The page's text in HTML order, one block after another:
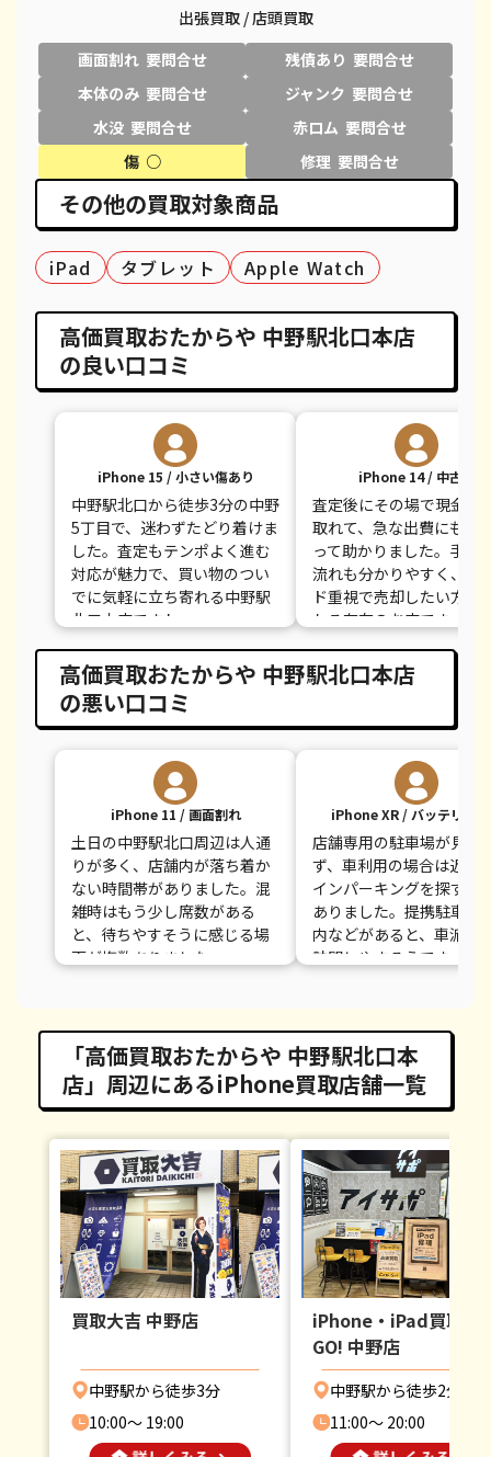
iPhone XR
iPhone XS
iPhone XS Max
iPhone X
iPhone 8
iPhone 7
iPhone 7 Plus
都度見積(非公開)
都度見積(非公開)
都度見積(非公開)
都度見積(非公開)
都度見積(非公開)
都度見積(非公開)
都度見積(非公開)
¥18,100
¥20,600
¥26,100
¥9,100
¥7,800
出張買取 / 店頭買取
画面割れ 要問合せ
残債あり 要問合せ
本体のみ 要問合せ
ジャンク 要問合せ
水没 要問合せ
赤ロム 要問合せ
傷 ○
修理 要問合せ
その他の買取対象商品
iPad タブレット Apple Watch
高価買取おたからや 中野駅北口本店
の良い口コミ
iPhone 15 / 小さい傷あり
中野駅北口から徒歩3分の中野
5丁目で、迷わずたどり着けま
した。査定もテンポよく進む
対応が魅力で、買い物のつい
でに気軽に立ち寄れる中野駅
北口本店ですね。
iPhone 14 / 中古品
査定後にその場で現金を
取れて、急な出費にも間
って助かりました。手続
流れも分かりやすく、ス
ド重視で売却したい方に
れる存在のお店です。
高価買取おたからや 中野駅北口本店
の悪い口コミ
iPhone 11 / 画面割れ
土日の中野駅北口周辺は人通
りが多く、店舗内が落ち着か
ない時間帯がありました。混
雑時はもう少し席数がある
と、待ちやすそうに感じる場
面が複数ありました。
iPhone XR / バッテリー
店舗専用の駐車場が見当
ず、車利用の場合は近隣
インパーキングを探す必
ありました。提携駐車場
内などがあると、車派の
訪問しやすそうです。
「高価買取おたからや 中野駅北口本
店」周辺にあるiPhone買取店舗一覧
買取大吉 中野店
中野駅から徒歩3分
10:00〜 19:00
iPhone・iPad買取
GO! 中野店
中野駅から徒歩2分
11:00〜 20:00